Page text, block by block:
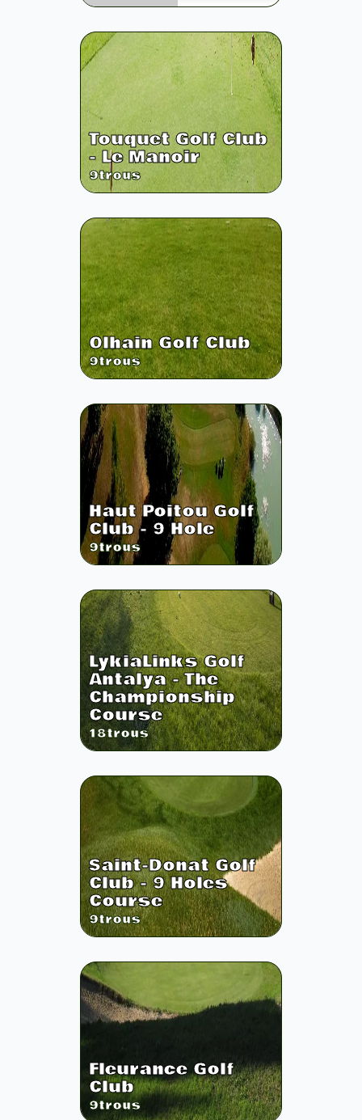
Touquet Golf Club
- Le Manoir
9trous
Olhain Golf Club
9trous
Haut Poitou Golf
Club - 9 Hole
9trous
LykiaLinks Golf
Antalya - The
Championship
Course
18trous
Saint-Donat Golf
Club - 9 Holes
Course
9trous
Fleurance Golf
Club
9trous